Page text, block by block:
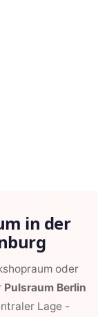
in der
oder
Pulsraum Berlin
Lage -